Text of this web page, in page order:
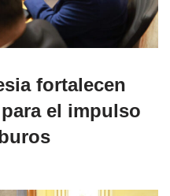
fortalecen
el impulso